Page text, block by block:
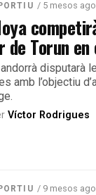
/ 5 mesos ago
de Torun
andorrà disputarà
amb l’objectiu
Víctor Rodrigues
/ 9 mesos ago